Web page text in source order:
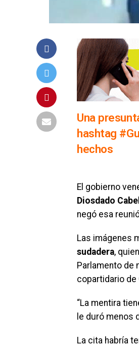
Una
hashtag
hechos
El gobierno
Diosdado
negó esa
Las imágenes
sudadera,
Parlamento de
copartidario de
“La mentira
le duró menos
La cita habría